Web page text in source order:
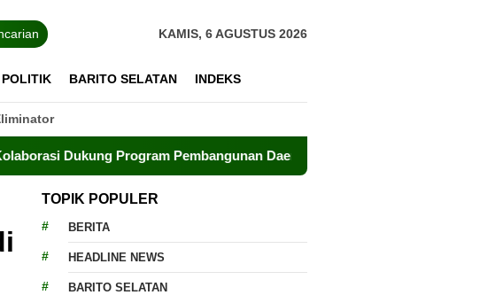
KAMIS, 6 AGUSTUS 2026
POLITIK BARITO SELATAN INDEKS
Program Pembangunan Daerah Polri dan UPR Bersinergi
TOPIK POPULER
BERITA
HEADLINE NEWS
BARITO SELATAN